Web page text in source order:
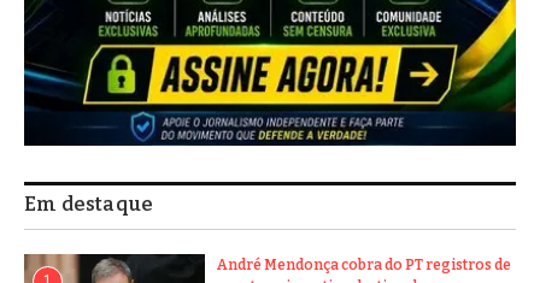
Em destaque
André Mendonça cobra do PT registros de